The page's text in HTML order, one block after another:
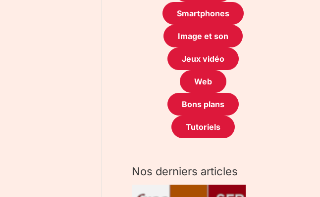
Smartphones
Image et son
Jeux vidéo
Web
Bons plans
Tutoriels
Nos derniers articles